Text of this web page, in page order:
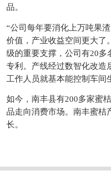
品。
“公司每年要消化上万吨果
价值，产业收益空间更大了
级的重要支撑，公司有20多
专利。产线经过数智化改造
工作人员就基本能控制车间
如今，南丰县有200多家蜜
品走向消费市场。南丰蜜桔
长。